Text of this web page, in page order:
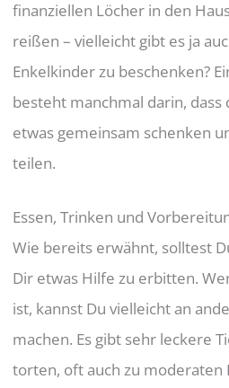
finanziellen Löcher in den
reißen – vielleicht gibt es ja
Enkelkinder zu beschenken?
besteht manchmal darin,
etwas gemeinsam schenken
teilen.
Essen, Trinken und
Wie bereits erwähnt, solltest
Dir etwas Hilfe zu erbitten.
ist, kannst Du vielleicht an
machen. Es gibt sehr leckere
torten, oft auch zu moderaten